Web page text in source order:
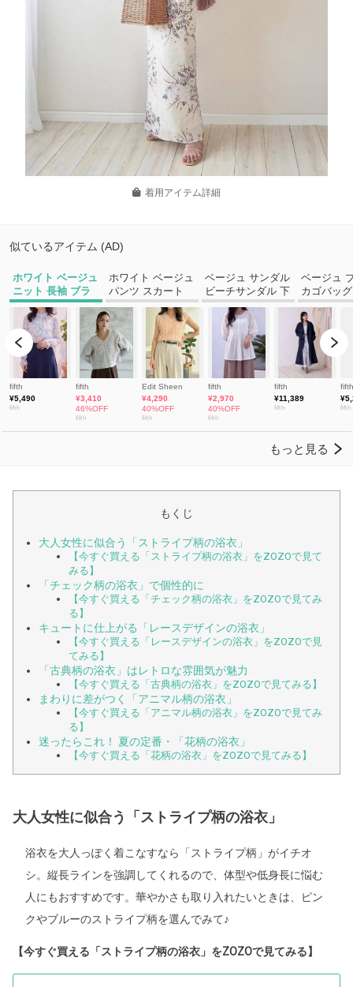
着用アイテム詳細
もくじ
大人女性に似合う「ストライプ柄の浴衣」
【今すぐ買える「ストライプ柄の浴衣」をZOZOで見て
みる】
「チェック柄の浴衣」で個性的に
【今すぐ買える「チェック柄の浴衣」をZOZOで見てみ
る】
キュートに仕上がる「レースデザインの浴衣」
【今すぐ買える「レースデザインの浴衣」をZOZOで見
てみる】
「古典柄の浴衣」はレトロな雰囲気が魅力
【今すぐ買える「古典柄の浴衣」をZOZOで見てみる】
まわりに差がつく「アニマル柄の浴衣」
【今すぐ買える「アニマル柄の浴衣」をZOZOで見てみ
る】
迷ったらこれ！ 夏の定番・「花柄の浴衣」
【今すぐ買える「花柄の浴衣」をZOZOで見てみる】
大人女性に似合う「ストライプ柄の浴衣」
浴衣を大人っぽく着こなすなら「ストライプ柄」がイチオ
シ。縦長ラインを強調してくれるので、体型や低身長に悩む
人にもおすすめです。華やかさも取り入れたいときは、ピン
クやブルーのストライプ柄を選んでみて♪
【今すぐ買える「ストライプ柄の浴衣」をZOZOで見てみる】